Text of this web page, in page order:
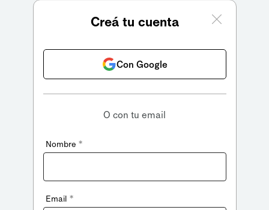
Creá tu cuenta
Con Google
O con tu email
Nombre *
Email *